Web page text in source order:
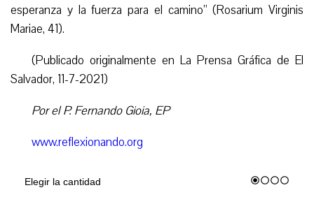
esperanza y la fuerza para el camino” (Rosarium Virginis
Mariae, 41).
(Publicado originalmente en La Prensa Gráfica de El
Salvador, 11-7-2021)
Por elP. Fernando Gioia, EP
www.reflexionando.org